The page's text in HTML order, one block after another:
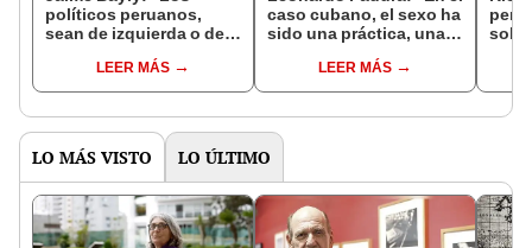
políticos peruanos,
sean de izquierda o de
encuentran la manera
de decepcionarte”
LEER MÁS
caso cubano, el sexo ha
sido una práctica, una
la vida cotidiana de las
personas"
LEER MÁS
LO MÁS VISTO LO ÚLTIMO